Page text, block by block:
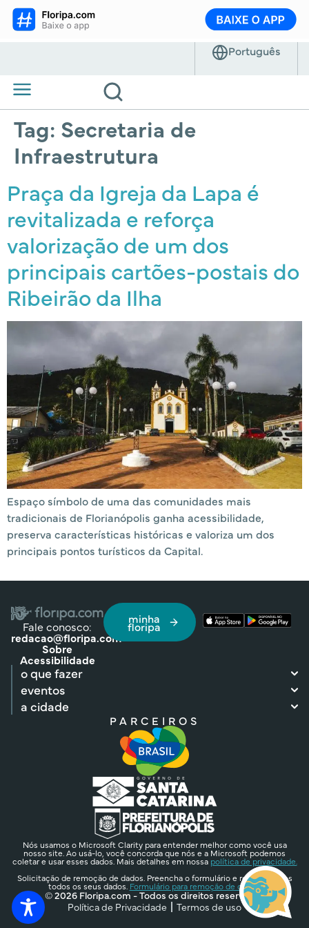
Tag: Secretaria de
Infraestrutura
Praça da Igreja da Lapa é
revitalizada e reforça
valorização de um dos
principais cartões-postais do
Ribeirão da Ilha
Espaço símbolo de uma das comunidades mais
tradicionais de Florianópolis ganha acessibilidade,
preserva características históricas e valoriza um dos
principais pontos turísticos da Capital.
Fale conosco:
redacao@floripa.com
Sobre
Acessibilidade
minha
floripa
o que fazer
eventos
a cidade
PARCEIROS
Nós usamos o Microsoft Clarity para entender melhor como você usa
nosso site. Ao usá-lo, você concorda que nós e a Microsoft podemos
coletar e usar esses dados. Mais detalhes em nossa política de privacidade.
Solicitação de remoção de dados. Preencha o formulário e removeremos
todos os seus dados. Formulário para remoção de dados.
© 2026 Floripa.com - Todos os direitos reservados
Política de Privacidade
Termos de uso